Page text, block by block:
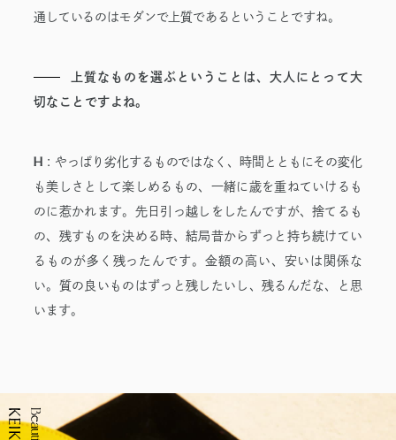
通しているのはモダンで上質であるということですね。
上質なものを選ぶということは、大人にとって大
切なことですよね。
H : やっぱり劣化するものではなく、時間とともにその変化
も美しさとして楽しめるもの、一緒に歳を重ねていけるも
のに惹かれます。先日引っ越しをしたんですが、捨てるも
の、残すものを決める時、結局昔からずっと持ち続けてい
るものが多く残ったんです。金額の高い、安いは関係な
い。質の良いものはずっと残したいし、残るんだな、と思
います。